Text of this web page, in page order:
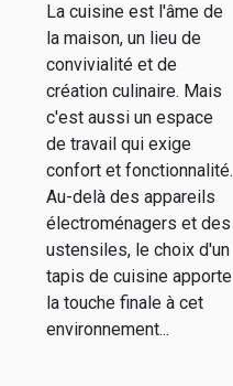
parfait pour
votre maison :
confort, style
et
fonctionnalité
La cuisine est l'âme de
la maison, un lieu de
convivialité et de
création culinaire. Mais
c'est aussi un espace
de travail qui exige
confort et fonctionnalité.
Au-delà des appareils
électroménagers et des
ustensiles, le choix d'un
tapis de cuisine apporte
la touche finale à cet
environnement...